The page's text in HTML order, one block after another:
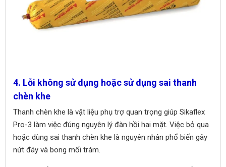
4. Lỗi không sử dụng hoặc sử dụng sai thanh
chèn khe
Thanh chèn khe là vật liệu phụ trợ quan trọng giúp Sikaflex
Pro-3 làm việc đúng nguyên lý đàn hồi hai mặt. Việc bỏ qua
hoặc dùng sai thanh chèn khe là nguyên nhân phổ biến gây
nứt đáy và bong mối trám.